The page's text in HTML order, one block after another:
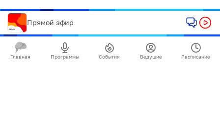
Прямой эфир
Главная Программы События Ведущие Расписание